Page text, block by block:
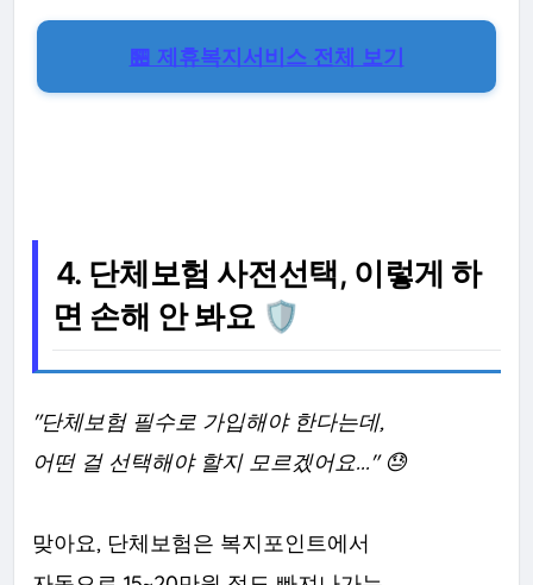
🏪 제휴복지서비스 전체 보기
4. 단체보험 사전선택, 이렇게 하
면 손해 안 봐요 🛡️
"단체보험 필수로 가입해야 한다는데,
어떤 걸 선택해야 할지 모르겠어요..." 😓
맞아요, 단체보험은 복지포인트에서